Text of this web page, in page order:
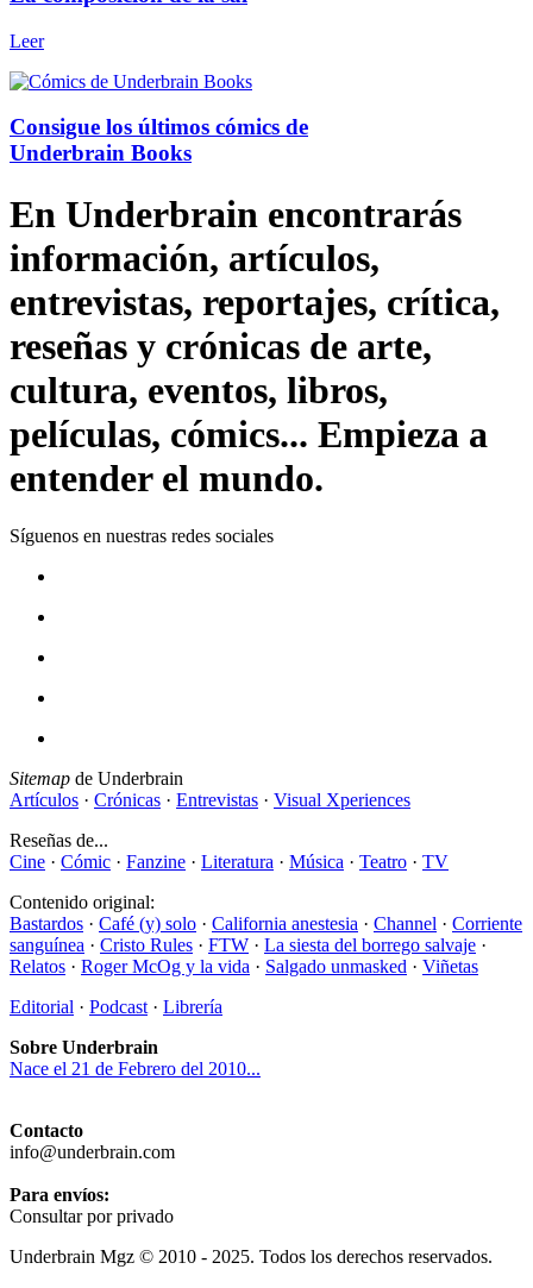
Leer
Consigue los últimos cómics de
Underbrain Books
En Underbrain encontrarás
información, artículos,
entrevistas, reportajes, crítica,
reseñas y crónicas de arte,
cultura, eventos, libros,
películas, cómics... Empieza a
entender el mundo.
Síguenos en nuestras redes sociales
Sitemap de Underbrain
Artículos · Crónicas · Entrevistas · Visual Xperiences
Reseñas de...
Cine · Cómic · Fanzine · Literatura · Música · Teatro · TV
Contenido original:
Bastardos · Café (y) solo · California anestesia · Channel · Corriente
sanguínea · Cristo Rules · FTW · La siesta del borrego salvaje ·
Relatos · Roger McOg y la vida · Salgado unmasked · Viñetas
Editorial · Podcast · Librería
Sobre Underbrain
Nace el 21 de Febrero del 2010...
Contacto
info@underbrain.com
Para envíos:
Consultar por privado
Underbrain Mgz © 2010 - 2025. Todos los derechos reservados.